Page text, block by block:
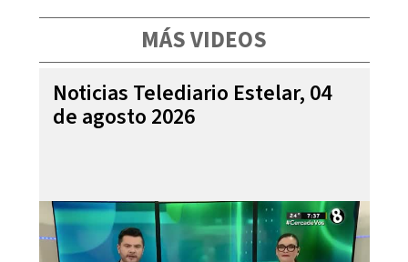
MÁS VIDEOS
Noticias Telediario Estelar, 04
de agosto 2026